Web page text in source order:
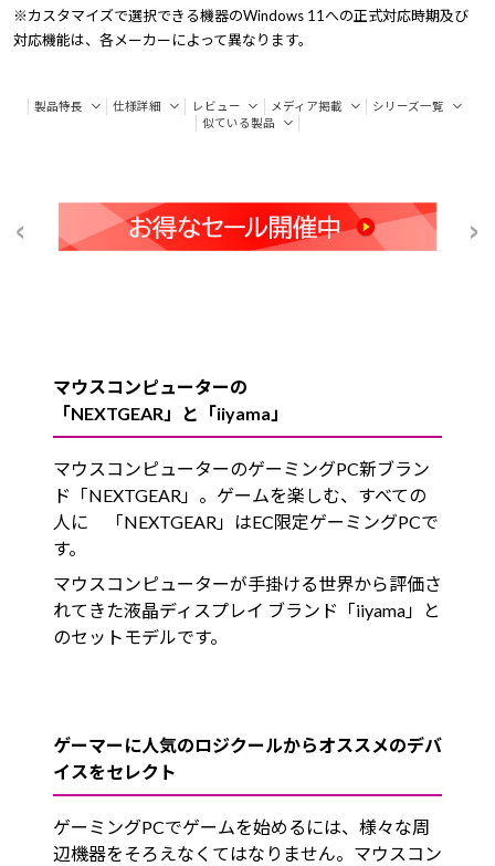
※カスタマイズで選択できる機器のWindows 11への正式対応時期及び
対応機能は、各メーカーによって異なります。
製品特長 仕様詳細 レビュー メディア掲載
シリーズ一覧
似ている製品
マウスコンピューターの
「NEXTGEAR」と「iiyama」
マウスコンピューターのゲーミングPC新ブラン
ド「NEXTGEAR」。ゲームを楽しむ、すべての
人に 「NEXTGEAR」はEC限定ゲーミングPCで
す。
マウスコンピューターが手掛ける世界から評価さ
れてきた液晶ディスプレイ ブランド「iiyama」と
のセットモデルです。
ゲーマーに人気のロジクールからオススメのデバ
イスをセレクト
ゲーミングPCでゲームを始めるには、様々な周
辺機器をそろえなくてはなりません。マウスコン